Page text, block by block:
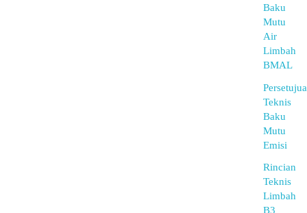
Baku
Mutu
Air
Limbah
BMAL
Teknis
Baku
Mutu
Emisi
Rincian
Teknis
Limbah
B3